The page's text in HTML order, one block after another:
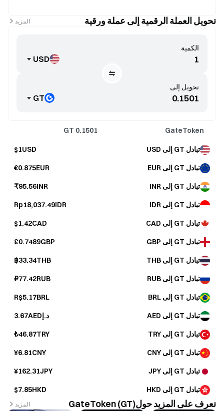
تحويل العملة الرقمية إلى عملة ورقية المزيد
تحويل إلى
GT
الكمية
USD
GateToken
0.1501
GT
تبادل GT إلى USD $1USD
تبادل GT إلى EUR €0.875EUR
تبادل GT إلى INR ₹95.56INR
تبادل GT إلى IDR Rp18,037.49IDR
تبادل GT إلى CAD $1.42CAD
تبادل GT إلى GBP £0.7489GBP
تبادل GT إلى THB ฿33.34THB
تبادل GT إلى RUB ₽77.42RUB
تبادل GT إلى BRL R$5.17BRL
تبادل GT إلى AED د.إ3.67AED
تبادل GT إلى TRY ₺46.87TRY
تبادل GT إلى CNY ¥6.81CNY
تبادل GT إلى JPY ¥162.31JPY
تبادل GT إلى HKD $7.85HKD
تعرف على المزيد حولGateToken (GT) المزيد